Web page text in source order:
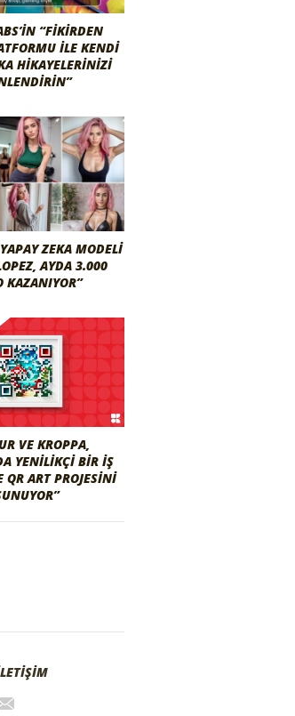
“FIKIRDEN
ILE KENDI
HIKAYELERINIZI
ZEKA MODELI
AYDA 3.000
KAZANIYOR”
VE KROPPA,
YENILIKÇI BIR İŞ
QR ART PROJESINI